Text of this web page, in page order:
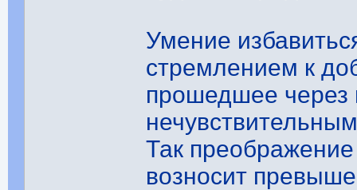
Умение
стремлением к
прошедшее через
Так
возносит